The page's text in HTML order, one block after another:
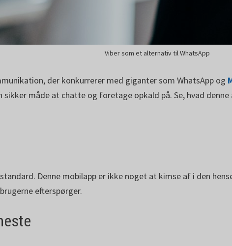
Viber som et alternativ til WhatsApp
der konkurrerer med giganter som WhatsApp og
sikker måde at chatte og foretage opkald på. Se, hvad
Denne mobilapp er ikke noget at kimse af i den
efterspørger.